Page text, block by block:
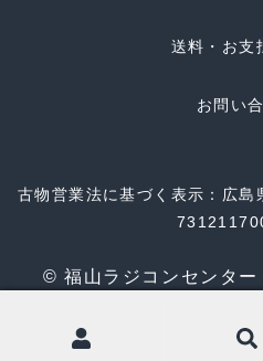
送料・お支
お問い
古物営業法に基づく表示：広
© 福山ラジコンセンタ